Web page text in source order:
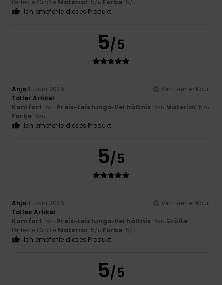
Perfekte Größe Material: 5/5 Farbe: 5/5
Ich empfehle dieses Produkt
5/5
Anja4. Juni 2026
Verifizierter Kauf
Toller Artikel
Komfort: 5/5 Preis-Leistungs-Verhältnis: 5/5 Material: 5 /5
Farbe: 5/5
Ich empfehle dieses Produkt
5/5
Anja4. Juni 2026
Verifizierter Kauf
Tolles Artikel
Komfort: 5/5 Preis-Leistungs-Verhältnis: 5/5 Größe:
Perfekte Größe Material: 5/5 Farbe: 5/5
Ich empfehle dieses Produkt
5/5